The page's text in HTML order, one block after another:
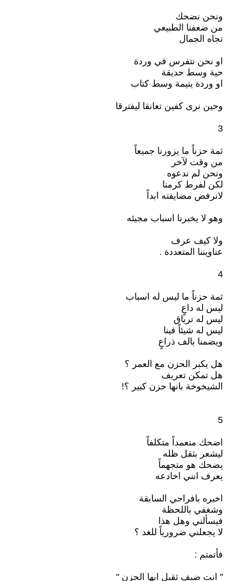
ونحن نضحك
من ضعفنا الطبيعي
تجاه الجمال
او نحن نتفرس في وردة
حية وسط حديقة
او وردة يتيمة وسط كتاب
وحين نرى كفين تعانقا ليفترقا
3
ثمة حزناً ما يزورنا جميعاً
من وقت لآخر
ونحن لم ندعوه
لكن لفرط كرمنا
لانرفض مضايفته ابداً
وهو لا يخبرنا اسباب مجيئه
ولا كيف عرف
عناويننا المتعددة .
4
ثمة حزناً ما ليس له اسباب
ليس له داعٍ
ليس له ترياق
ليس له شيئاً فينا
ويضمنا بالف ذراعٍ
هل يكبر الحزن مع العمر ؟
هل تمكن تعريف
الشيخوخة بانها حزن كبير ؟!
5
اضحك متعمداً متكلفاً
ليشعر بثقل ظله
يضحك هو متجهماً
يعرف انني اخادعه
اخبره بافراحي السابقة
وشغفي باللحظة
فيسألني وهل هذا
لا يجعلني ضرورياً للغد ؟
فأتمتم :
" انت ضيف ثقيل ايها الحزن "